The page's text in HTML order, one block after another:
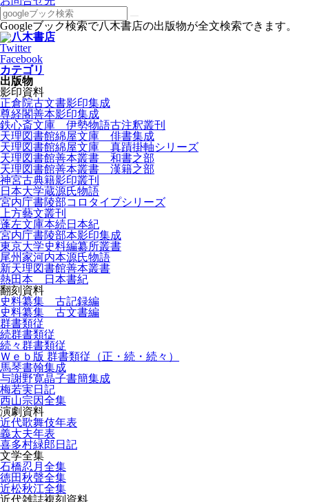
Googleブック検索で八木書店の出版物が全文検索できます。
Twitter
Facebook
カテゴリ
出版物
影印資料
正倉院古文書影印集成
尊経閣善本影印集成
鉄心斎文庫 伊勢物語古注釈叢刊
天理図書館綿屋文庫 俳書集成
天理図書館綿屋文庫 真蹟掛軸シリーズ
天理図書館善本叢書 和書之部
天理図書館善本叢書 漢籍之部
神宮古典籍影印叢刊
日本大学蔵源氏物語
宮内庁書陵部コロタイプシリーズ
上方藝文叢刊
蓬左文庫本続日本紀
宮内庁書陵部本影印集成
東京大学史料編纂所叢書
尾州家河内本源氏物語
新天理図書館善本叢書
熱田本 日本書紀
翻刻資料
史料纂集 古記録編
史料纂集 古文書編
群書類従
続群書類従
続々群書類従
Ｗｅｂ版 群書類従（正・続・続々）
馬琴書翰集成
与謝野寛晶子書簡集成
梅若実日記
西山宗因全集
演劇資料
近代歌舞伎年表
義太夫年表
喜多村緑郎日記
文学全集
石橋忍月全集
徳田秋聲全集
近松秋江全集
近代雑誌複刻資料